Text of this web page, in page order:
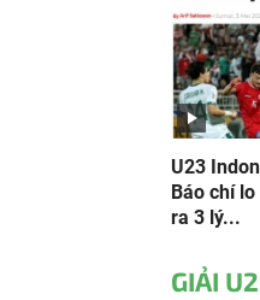
U23
Báo chí
ra 3 lý...
GIẢI